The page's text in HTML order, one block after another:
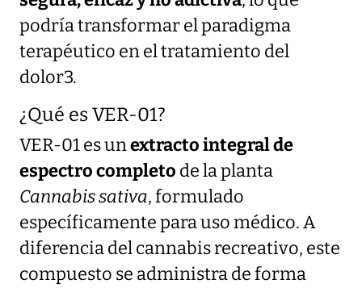
podría transformar el paradigma
terapéutico en el tratamiento del
dolor3.
¿Qué es VER-01?
VER-01 es unextracto integral de
espectro completo de la planta
Cannabis sativa, formulado
específicamente para uso médico. A
diferencia del cannabis recreativo, este
compuesto se administra de forma